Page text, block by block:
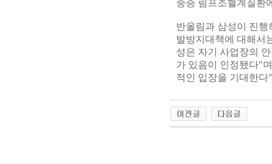
중증 림프조혈계질환
반올림과 삼성이 진
발방지대책에 대해서
성은 자기 사업장의
가 있음이 인정됐다"
적인 입장을 기대한다